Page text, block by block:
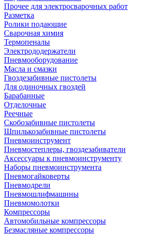
Прочее для электросварочных работ
Разметка
Ролики подающие
Сварочная химия
Термопеналы
Электрододержатели
Пневмооборудование
Масла и смазки
Гвоздезабивные пистолеты
Для одиночных гвоздей
Барабанные
Отделочные
Реечные
Скобозабивные пистолеты
Шпилькозабивные пистолеты
Пневмоинструмент
Пневмостеплеры, гвоздезабиватели
Аксессуары к пневмоинструменту
Наборы пневмоинструмента
Пневмогайковерты
Пневмодрели
Пневмошлифмашины
Пневмомолотки
Компрессоры
Автомобильные компрессоры
Безмасляные компрессоры